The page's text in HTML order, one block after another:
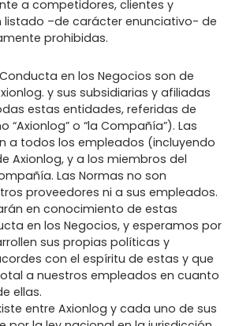
a competidores, clientes y
listado –de carácter enunciativo- de
prohibidas.
en los Negocios son de
y sus subsidiarias y afiliadas
estas entidades, referidas de
“Axionlog” o “la Compañía”). Las
a todos los empleados (incluyendo
Axionlog, y a los miembros del
Las Normas no son
proveedores ni a sus empleados.
en conocimiento de estas
en los Negocios, y esperamos por
sus propias políticas y
con el espíritu de estas y que
a nuestros empleados en cuanto
ellas.
entre Axionlog y cada uno de sus